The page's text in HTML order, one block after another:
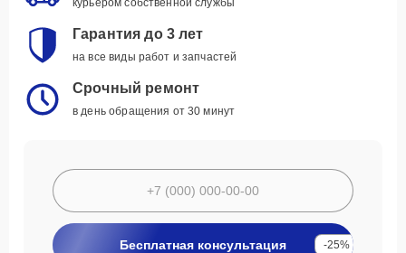
курьером собственной службы
Гарантия до 3 лет
на все виды работ и запчастей
Срочный ремонт
в день обращения от 30 минут
Бесплатная консультация -25%